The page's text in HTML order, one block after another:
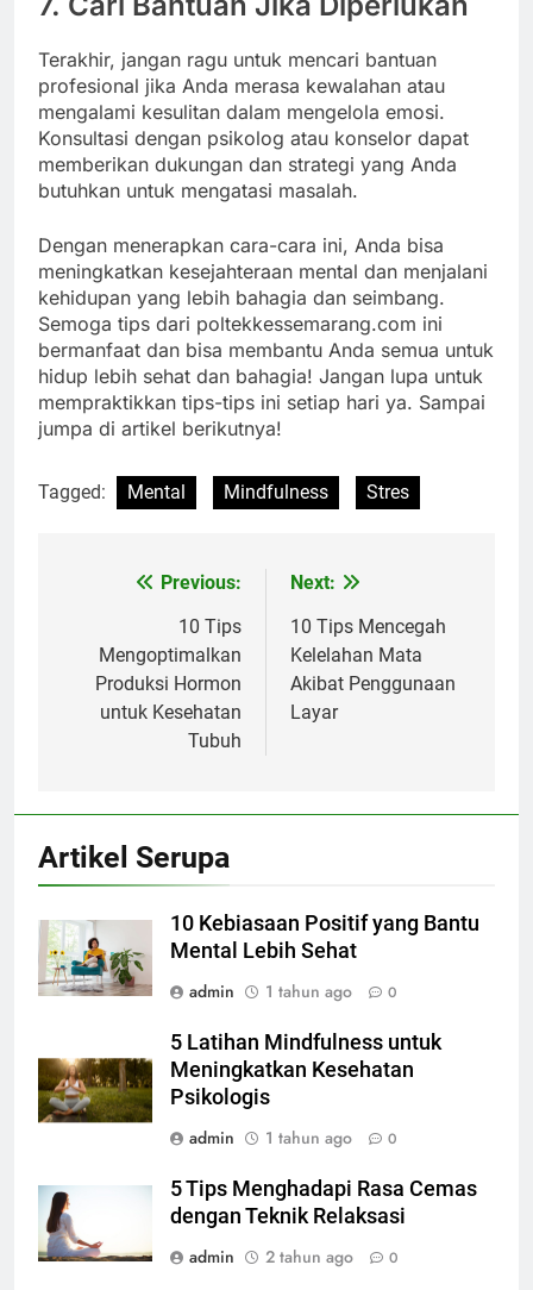
Terakhir, jangan ragu untuk mencari bantuan
profesional jika Anda merasa kewalahan atau
mengalami kesulitan dalam mengelola emosi.
Konsultasi dengan psikolog atau konselor dapat
memberikan dukungan dan strategi yang Anda
butuhkan untuk mengatasi masalah.
Dengan menerapkan cara-cara ini, Anda bisa
meningkatkan kesejahteraan mental dan menjalani
kehidupan yang lebih bahagia dan seimbang.
Semoga tips dari poltekkessemarang.com ini
bermanfaat dan bisa membantu Anda semua untuk
hidup lebih sehat dan bahagia! Jangan lupa untuk
mempraktikkan tips-tips ini setiap hari ya. Sampai
jumpa di artikel berikutnya!
Tagged: Mental Mindfulness Stres
NavigasiPrevious:
10 Tips
Mengoptimalkan
Produksi Hormon
untuk Kesehatan
Tubuh
Next:
10 Tips Mencegah
Kelelahan Mata
Akibat Penggunaan
Layar
Artikel Serupa
10 Kebiasaan Positif yang Bantu
Mental Lebih Sehat
admin
1 tahun ago 0
5 Latihan Mindfulness untuk
Meningkatkan Kesehatan
Psikologis
admin
1 tahun ago 0
5 Tips Menghadapi Rasa Cemas
dengan Teknik Relaksasi
admin
2 tahun ago 0